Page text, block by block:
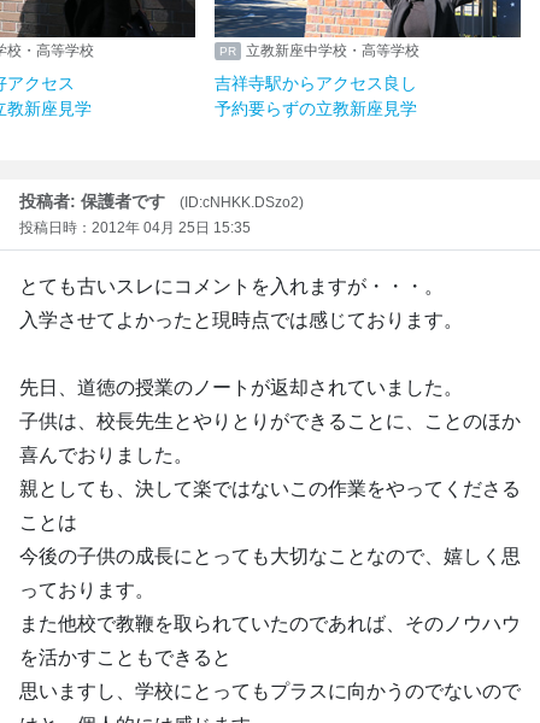
学校・高等学校
アクセス
教新座見学
立教新座中学校・高等学校
吉祥寺駅からアクセス良し
予約要らずの立教新座見学
投稿者: 保護者です
(ID:cNHKK.DSzo2)
投稿日時：2012年 04月 25日 15:35
とても古いスレにコメントを入れますが・・・。
入学させてよかったと現時点では感じております。
先日、道徳の授業のノートが返却されていました。
子供は、校長先生とやりとりができることに、ことのほか
喜んでおりました。
親としても、決して楽ではないこの作業をやってくださる
ことは
今後の子供の成長にとっても大切なことなので、嬉しく思
っております。
また他校で教鞭を取られていたのであれば、そのノウハウ
を活かすこともできると
思いますし、学校にとってもプラスに向かうのでないので